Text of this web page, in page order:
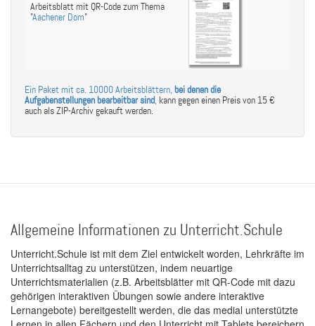
Arbeitsblatt mit QR-Code zum Thema
"Aachener Dom"
Ein Paket mit ca. 10000 Arbeitsblättern, bei denen die
Aufgabenstellungen bearbeitbar sind, kann gegen einen Preis von 15 €
auch als ZIP-Archiv gekauft werden.
Allgemeine Informationen zu Unterricht.Schule
Unterricht.Schule ist mit dem Ziel entwickelt worden, Lehrkräfte im
Unterrichtsalltag zu unterstützen, indem neuartige
Unterrichtsmaterialien (z.B. Arbeitsblätter mit QR-Code mit dazu
gehörigen interaktiven Übungen sowie andere interaktive
Lernangebote) bereitgestellt werden, die das medial unterstützte